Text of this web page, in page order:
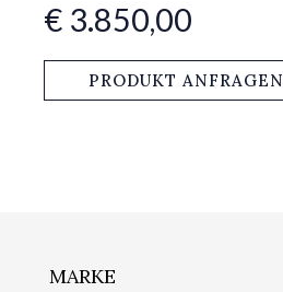
€ 3.850,00
PRODUKT ANFRAGEN
MARKE